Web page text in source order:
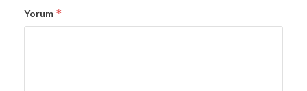
Yorum *